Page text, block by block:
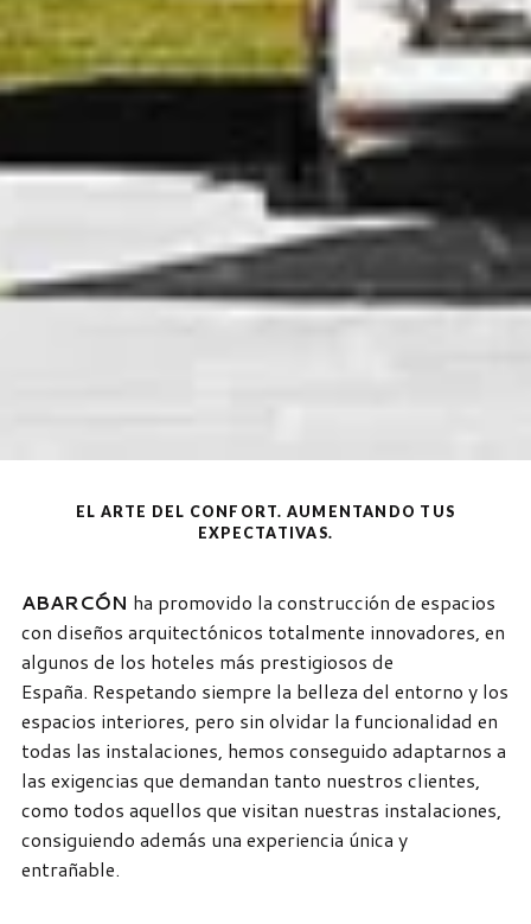
EL ARTE DEL CONFORT. AUMENTANDO TUS
EXPECTATIVAS.
ABARCÓN ha promovido la construcción de espacios
con diseños arquitectónicos totalmente innovadores, en
algunos de los hoteles más prestigiosos de
España. Respetando siempre la belleza del entorno y los
espacios interiores, pero sin olvidar la funcionalidad en
todas las instalaciones, hemos conseguido adaptarnos a
las exigencias que demandan tanto nuestros clientes,
como todos aquellos que visitan nuestras instalaciones,
consiguiendo además una experiencia única y
entrañable.